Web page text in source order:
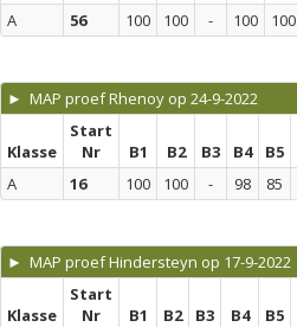
A
56 100 100 - 100 100
► MAP proef Rhenoy op 24-9-2022
Klasse
Start
Nr
B1 B2 B3 B4 B5
A
16 100 100 - 98 85
► MAP proef Hindersteyn op 17-9-2022
Klasse
Start
Nr
B1 B2 B3 B4 B5